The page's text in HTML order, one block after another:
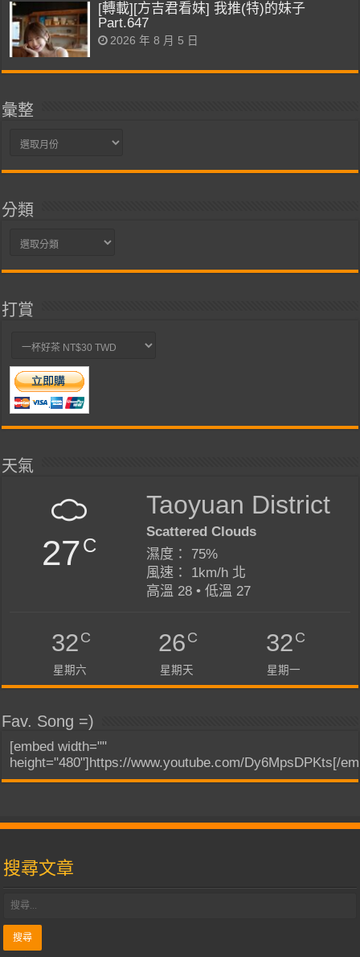
[轉載][方吉君看妹] 我推(特)的妹子
Part.647
2026 年 8 月 5 日
彙整
彙
分類
分
打賞
天氣
27C
Taoyuan District
Scattered Clouds
濕度： 75%
風速： 1km/h 北
高溫 28 • 低溫 27
32C
星期六
26C
星期天
32C
星期一
Fav. Song =)
[embed width=""
height="480"]https://www.youtube.com/Dy6MpsDPKts[/
搜尋文章